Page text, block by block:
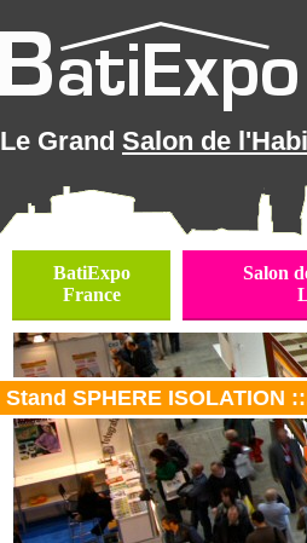
Le Grand Salon de
BatiExpo
France
Salon
Stand SPHERE ISOLATION